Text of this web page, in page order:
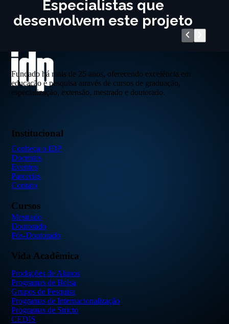
Especialistas que
desenvolvem este projeto
Fundado há mais de 25 anos, oferecendo excelência em
educação e pesquisa através de cursos de graduação,
especialização, extensão, mestrado e doutorado.
Institucional
Conheça o IDP
Docentes
Eventos
Parcerias
Contato
Cursos
Mestrado
Doutorado
Pós-Doutorado
Vida Acadêmica
Produções de Alunos
Programas de Bolsa
Grupos de Pesquisa
Programas de Internacionalização
Programas de Stricto
CEDIS